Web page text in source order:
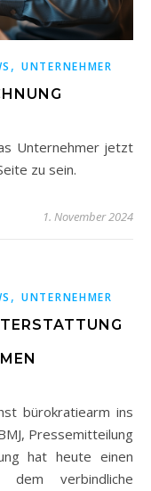
,UNTERNEHMER
zu sein.
1. November 2024
,UNTERNEHMER
Pressemitteilung
hat heute einen
dem verbindliche